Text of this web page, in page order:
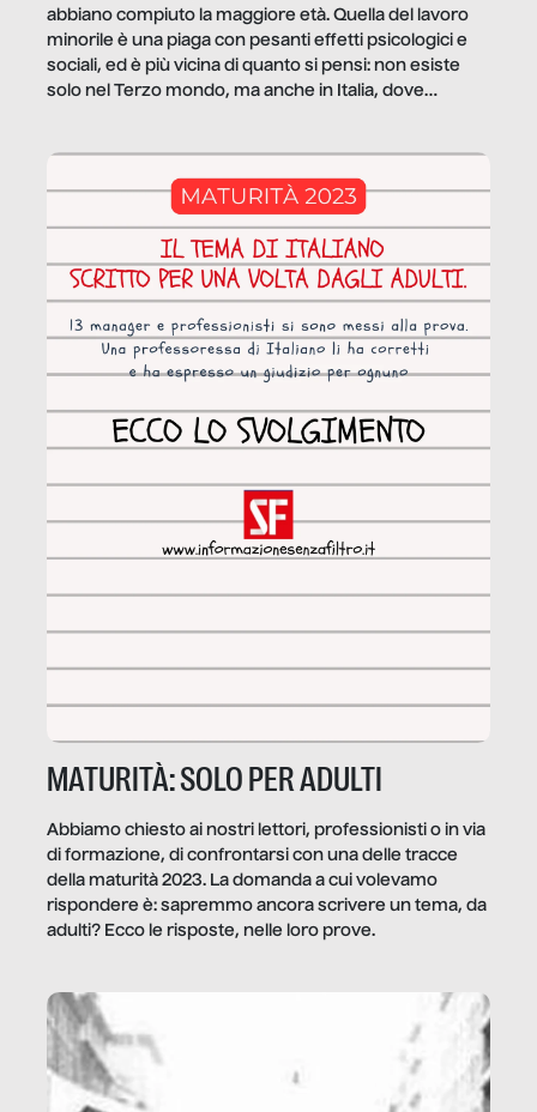
abbiano compiuto la maggiore età. Quella del lavoro
minorile è una piaga con pesanti effetti psicologici e
sociali, ed è più vicina di quanto si pensi: non esiste
solo nel Terzo mondo, ma anche in Italia, dove
MATURITÀ: SOLO PER ADULTI
Abbiamo chiesto ai nostri lettori, professionisti o in via
di formazione, di confrontarsi con una delle tracce
della maturità 2023. La domanda a cui volevamo
rispondere è: sapremmo ancora scrivere un tema, da
adulti? Ecco le risposte, nelle loro prove.